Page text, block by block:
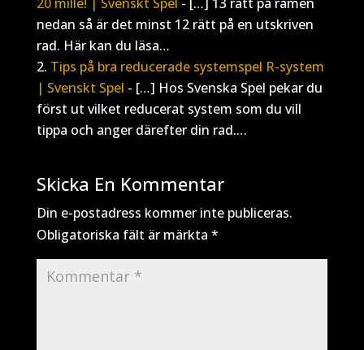
nedan så är det minst 12 rätt på en utskriven
rad. Här kan du läsa…
Tips på bra reducerade systemspel R-system
| Svenskt Spel - […] Hos Svenska Spel pekar du
först ut vilket reducerat system som du vill
tippa och anger därefter din rad.…
Skicka En Kommentar
Din e-postadress kommer inte publiceras.
Obligatoriska fält är märkta *